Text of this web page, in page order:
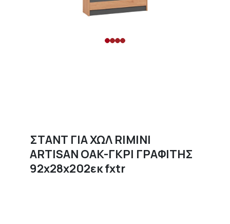
ΣΤΑΝΤ ΓΙΑ ΧΩΛ RIMINI
ARTISAN OAK-ΓΚΡΙ ΓΡΑΦΙΤΗΣ
92x28x202εκ fxtr